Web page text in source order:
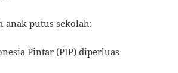
anak putus sekolah:
Pintar (PIP) diperluas